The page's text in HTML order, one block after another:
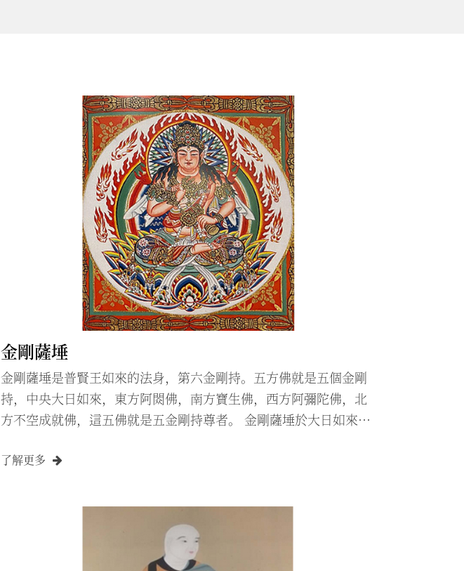
金剛薩埵
金剛薩埵是普賢王如來的法身，第六金剛持。五方佛就是五個金剛
持，中央大日如來，東方阿閦佛，南方寶生佛，西方阿彌陀佛，北
方不空成就佛，這五佛就是五金剛持尊者。 金剛薩埵於大日如來領
互體，無二無別。
了解更多